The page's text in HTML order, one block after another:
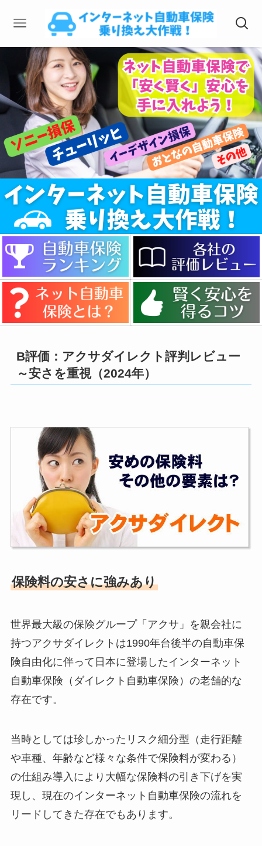
B評価：アクサダイレクト評判レビュー
～安さを重視（2024年）
保険料の安さに強みあり
世界最大級の保険グループ「アクサ」を親会社に
持つアクサダイレクトは1990年台後半の自動車保
険自由化に伴って日本に登場したインターネット
自動車保険（ダイレクト自動車保険）の老舗的な
存在です。
当時としては珍しかったリスク細分型（走行距離
や車種、年齢など様々な条件で保険料が変わる）
の仕組み導入により大幅な保険料の引き下げを実
現し、現在のインターネット自動車保険の流れを
リードしてきた存在でもあります。